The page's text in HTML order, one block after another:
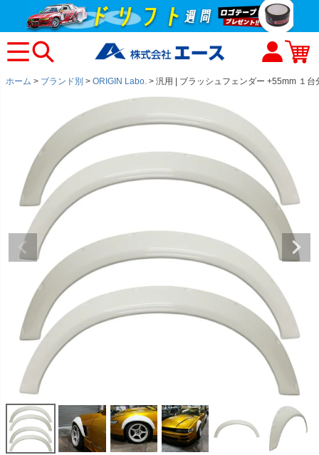
ホーム ブランド別 ORIGIN Labo. 汎用 | ブラッシュフェンダー +55mm １台